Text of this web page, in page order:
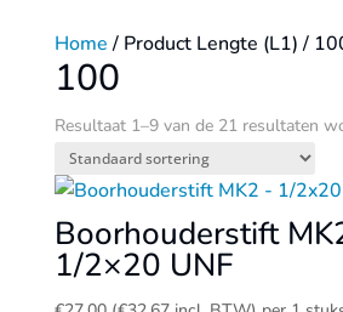
Home/ Product Lengte (L1) /
100
Resultaat 1–9 van de 21 resultaten
Boorhouderstift
1/2×20 UNF